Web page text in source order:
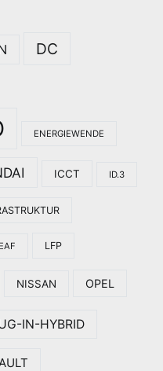
DC
ENERGIEWENDE
ICCT ID.3
LFP
NISSAN OPEL
IN-HYBRID